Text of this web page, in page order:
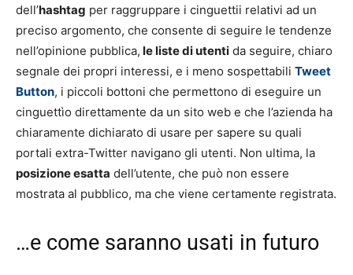
dell’hashtag per raggruppare i cinguettii relativi ad un
preciso argomento, che consente di seguire le tendenze
nell’opinione pubblica, le liste di utenti da seguire, chiaro
segnale dei propri interessi, e i meno sospettabili Tweet
Button, i piccoli bottoni che permettono di eseguire un
cinguettìo direttamente da un sito web e che l’azienda ha
chiaramente dichiarato di usare per sapere su quali
portali extra-Twitter navigano gli utenti. Non ultima, la
posizione esatta dell’utente, che può non essere
mostrata al pubblico, ma che viene certamente registrata.
…e come saranno usati in futuro